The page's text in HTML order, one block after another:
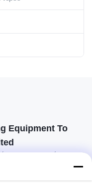
Equipment To
στις απαιτήσεις των